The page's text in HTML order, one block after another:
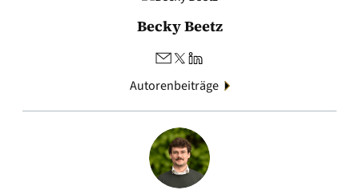
Becky Beetz
Autorenbeiträge